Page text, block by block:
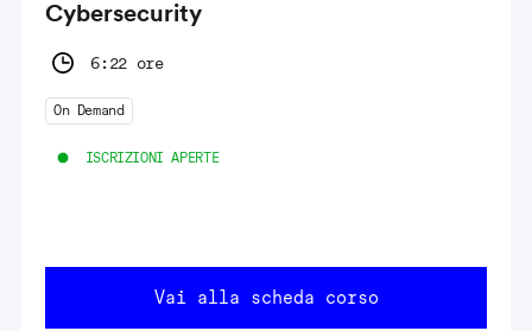
Cybersecurity
6:22 ore
On Demand
ISCRIZIONI APERTE
Vai alla scheda corso